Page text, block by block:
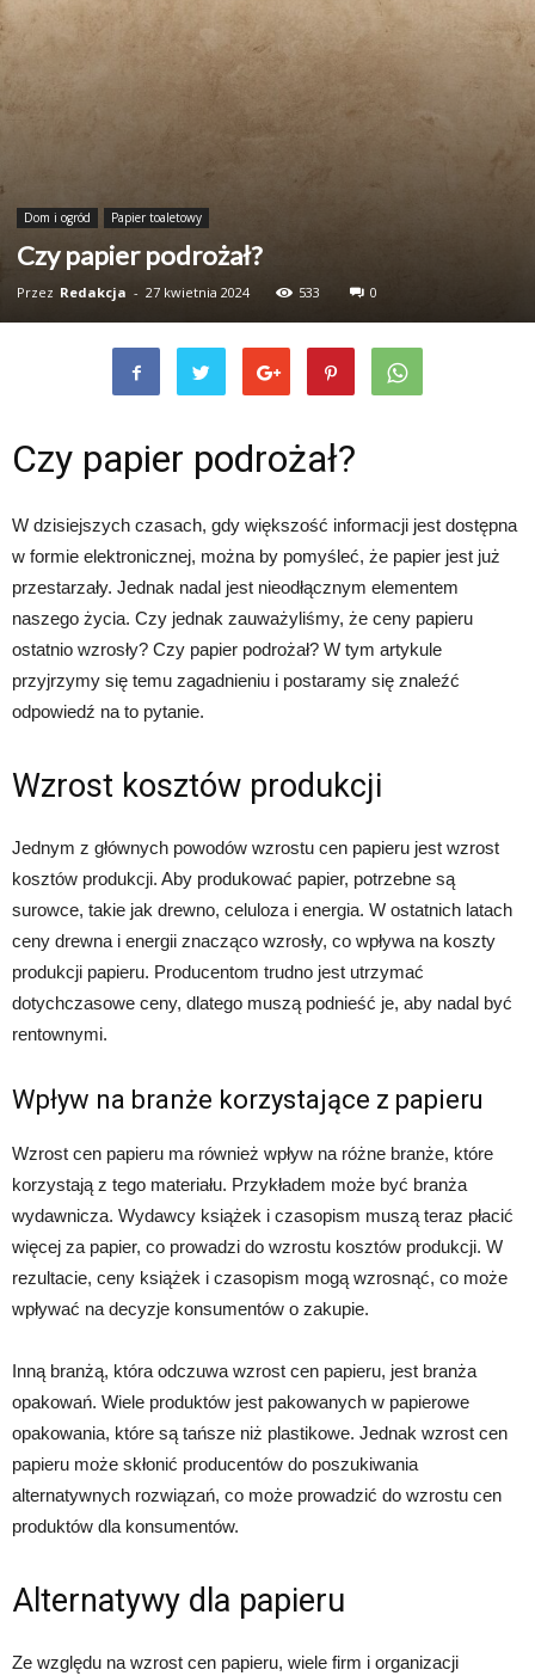
Dom i ogród Papier toaletowy
Czy papier podrożał?
Przez Redakcja - 27 kwietnia 2024 533 0
Czy papier podrożał?
W dzisiejszych czasach, gdy większość informacji jest dostępna
w formie elektronicznej, można by pomyśleć, że papier jest już
przestarzały. Jednak nadal jest nieodłącznym elementem
naszego życia. Czy jednak zauważyliśmy, że ceny papieru
ostatnio wzrosły? Czy papier podrożał? W tym artykule
przyjrzymy się temu zagadnieniu i postaramy się znaleźć
odpowiedź na to pytanie.
Wzrost kosztów produkcji
Jednym z głównych powodów wzrostu cen papieru jest wzrost
kosztów produkcji. Aby produkować papier, potrzebne są
surowce, takie jak drewno, celuloza i energia. W ostatnich latach
ceny drewna i energii znacząco wzrosły, co wpływa na koszty
produkcji papieru. Producentom trudno jest utrzymać
dotychczasowe ceny, dlatego muszą podnieść je, aby nadal być
rentownymi.
Wpływ na branże korzystające z papieru
Wzrost cen papieru ma również wpływ na różne branże, które
korzystają z tego materiału. Przykładem może być branża
wydawnicza. Wydawcy książek i czasopism muszą teraz płacić
więcej za papier, co prowadzi do wzrostu kosztów produkcji. W
rezultacie, ceny książek i czasopism mogą wzrosnąć, co może
wpływać na decyzje konsumentów o zakupie.
Inną branżą, która odczuwa wzrost cen papieru, jest branża
opakowań. Wiele produktów jest pakowanych w papierowe
opakowania, które są tańsze niż plastikowe. Jednak wzrost cen
papieru może skłonić producentów do poszukiwania
alternatywnych rozwiązań, co może prowadzić do wzrostu cen
produktów dla konsumentów.
Alternatywy dla papieru
Ze względu na wzrost cen papieru, wiele firm i organizacji